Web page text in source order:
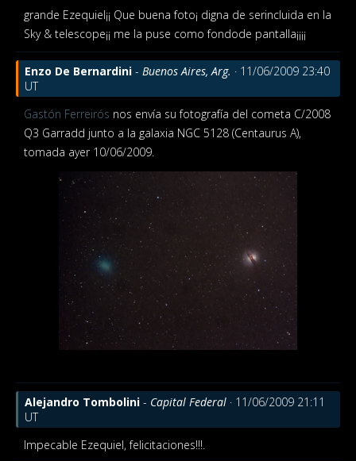
grande Ezequiel¡¡ Que buena foto¡ digna de serincluida en la
Sky & telescope¡¡ me la puse como fondode pantalla¡¡¡¡
Enzo De Bernardini - Buenos Aires, Arg. · 11/06/2009 23:40
UT
Gastón Ferreirós nos envía su fotografía del cometa C/2008
Q3 Garradd junto a la galaxia NGC 5128 (Centaurus A),
tomada ayer 10/06/2009.
Alejandro Tombolini - Capital Federal · 11/06/2009 21:11
UT
Impecable Ezequiel, felicitaciones!!!.